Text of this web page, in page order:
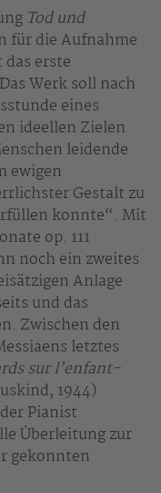
Tod und
für die Aufnahme
erste
Werk soll nach
eines
ideellen Zielen
leidende
ewigen
Gestalt zu
konnte“. Mit
op. 111
noch ein zweites
Anlage
und das
Zwischen den
letztes
sur l’enfant-
1944)
Pianist
Überleitung zur
gekonnten